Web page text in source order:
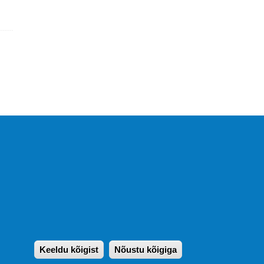
E-post:pegasus[at]pegasus.ee
Keeldu kõigist Nõustu kõigiga